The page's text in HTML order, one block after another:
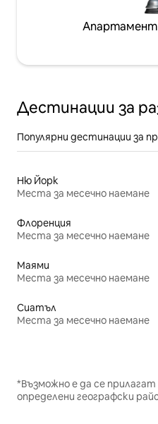
Апартамент
Дестинации за
Популярни дестинации за
Ню Йорк
Места за месечно наемане
Флоренция
Места за месечно наемане
Маями
Места за месечно наемане
Сиатъл
Места за месечно наемане
*Възможно е да се
определени географски